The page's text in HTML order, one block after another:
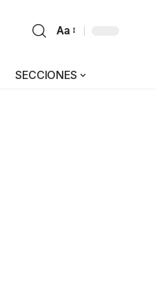
Aa
SECCIONES